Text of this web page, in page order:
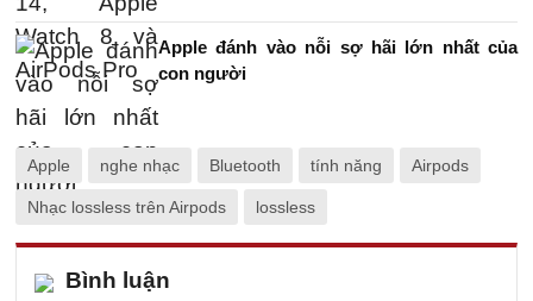
Apple đánh vào nỗi sợ hãi lớn nhất của
con người
Apple nghe nhạc Bluetooth tính năng Airpods
Nhạc lossless trên Airpods lossless
Bình luận